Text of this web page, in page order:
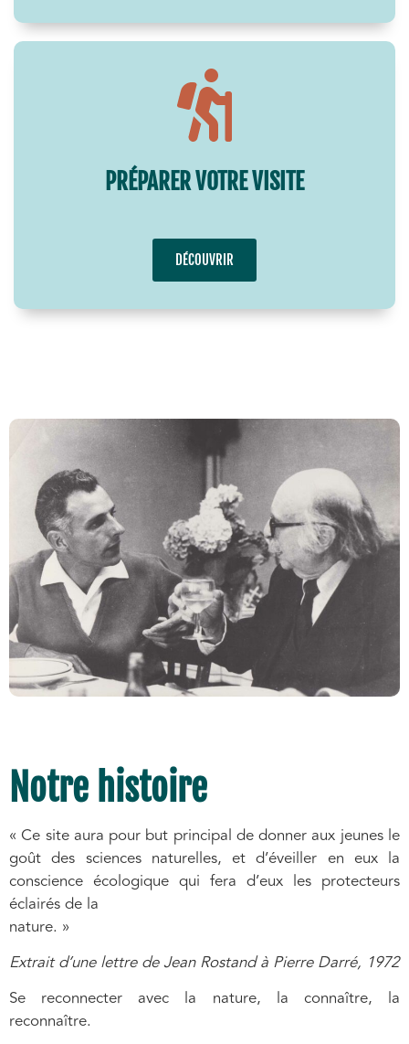
PRÉPARER VOTRE VISITE
DÉCOUVRIR
Notre histoire
« Ce site aura pour but principal de donner aux jeunes le
goût des sciences naturelles, et d’éveiller en eux la
conscience écologique qui fera d’eux les protecteurs
éclairés de la
nature. »
Extrait d’une lettre de Jean Rostand à Pierre Darré, 1972
Se reconnecter avec la nature, la connaître, la
reconnaître.